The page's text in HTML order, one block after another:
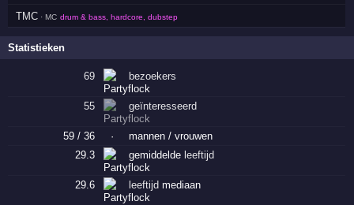
TMC · MC drum & bass, hardcore, dubstep
Statistieken
69 bezoekers
55 geïnteresseerd
59 / 36 ·
mannen / vrouwen
29.3
gemiddelde leeftijd
29.6 leeftijd mediaan